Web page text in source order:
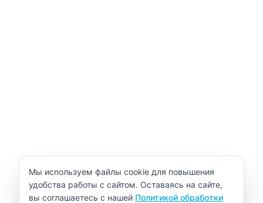
Уведомление об использовании cookie
Мы используем файлы cookie для повышения
удобства работы с сайтом. Оставаясь на сайте,
вы соглашаетесь с нашей Политикой обработки